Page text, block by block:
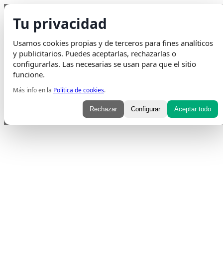
Tu privacidad
Usamos cookies propias y de terceros para fines analíticos
y publicitarios. Puedes aceptarlas, rechazarlas o
configurarlas. Las necesarias se usan para que el sitio
funcione.
Más info en la Política de cookies.
Rechazar Configurar Aceptar todo
Saltar al contenido
Envio Gratisen pedidos superiores a 75€ | Entrega en 24H
Whatsapp Envelope Instagram Tiktok